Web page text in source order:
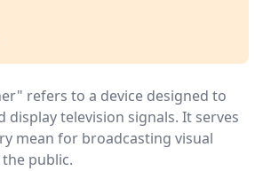
refers to a device designed to
display television signals. It serves
mean for broadcasting visual
public.